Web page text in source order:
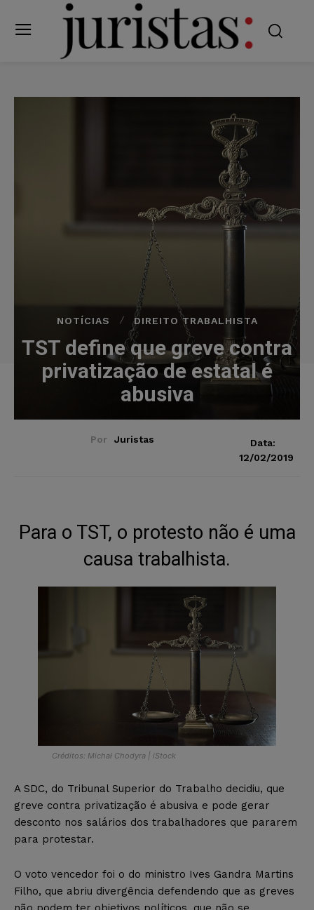
NOTÍCIAS DIREITO TRABALHISTA
TST define que greve contra
privatização de estatal é
abusiva
Por Juristas
Data:
12/02/2019
Para o TST, o protesto não é uma
causa trabalhista.
Créditos: Michał Chodyra | iStock
A SDC, do Tribunal Superior do Trabalho decidiu, que
greve contra privatização é abusiva e pode gerar
desconto nos salários dos trabalhadores que pararem
para protestar.
O voto vencedor foi o do ministro Ives Gandra Martins
Filho, que abriu divergência defendendo que as greves